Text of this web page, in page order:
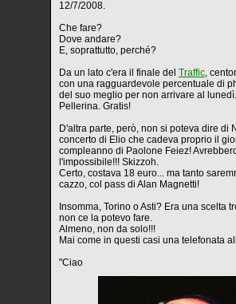
12/7/2008.
Che fare?
Dove andare?
E, soprattutto, perché?
Da un lato c'era il finale del Traffic,
con una ragguardevole percentuale di
del suo meglio per non arrivare al
Pellerina. Gratis!
D'altra parte, però, non si poteva dire di
concerto di Elio che cadeva proprio il
compleanno di Paolone Feiez!
l'impossibile!!! Skizzoh.
Certo, costava 18 euro... ma tanto
cazzo, col pass di Alan Magnetti!
Insomma, Torino o Asti? Era una scelta
non ce la potevo fare.
Almeno, non da solo!!!
Mai come in questi casi una telefonata
"Ciao